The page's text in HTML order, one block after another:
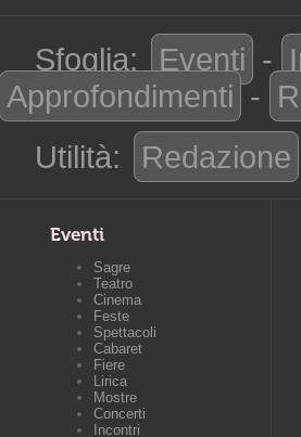
Sfoglia: Eventi -
Approfondimenti -
Utilità:
Redazione
Eventi
Sagre
Teatro
Cinema
Feste
Spettacoli
Cabaret
Fiere
Lirica
Mostre
Concerti
Incontri